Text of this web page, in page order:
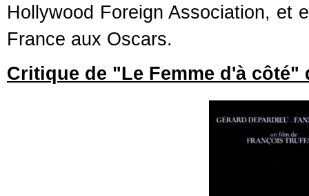
Hollywood Foreign Association, et
France aux Oscars.
Critique de "Le Femme d'à côté"